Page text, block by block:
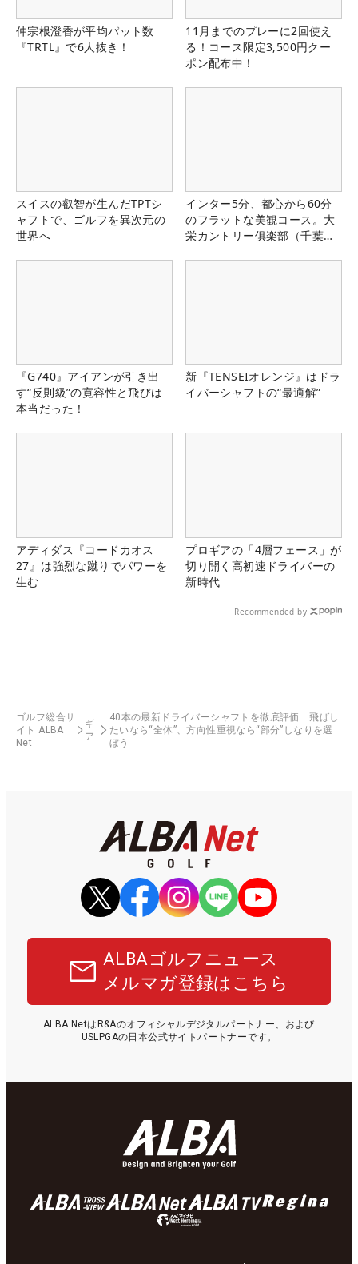
仲宗根澄香が平均パット数
『TRTL』で6人抜き！
11月までのプレーに2回使え
る！コース限定3,500円クー
ポン配布中！
スイスの叡智が生んだTPTシ
ャフトで、ゴルフを異次元の
世界へ
インター5分、都心から60分
のフラットな美観コース。大
栄カントリー俱楽部（千葉
『G740』アイアンが引き出
す“反則級”の寛容性と飛びは
本当だった！
新『TENSEIオレンジ』はドラ
イバーシャフトの“最適解”
アディダス『コードカオス
27』は強烈な蹴りでパワーを
生む
プロギアの「4層フェース」が
切り開く高初速ドライバーの
新時代
Recommended by
ゴルフ総合サ
イト ALBA
Net
ギ
ア
40本の最新ドライバーシャフトを徹底評価 飛ばし
たいなら“全体”、方向性重視なら“部分”しなりを選
ぼう
ALBAゴルフニュース
メルマガ登録はこちら
ALBA NetはR&Aのオフィシャルデジタルパートナー、および
USLPGAの日本公式サイトパートナーです。